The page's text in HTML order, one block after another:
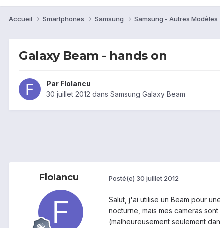
Accueil Smartphones Samsung Samsung - Autres Modèles
Galaxy Beam - hands on
Par FloIancu
30 juillet 2012 dans Samsung Galaxy Beam
FloIancu Posté(e) 30 juillet 2012
Salut, j'ai utilise un Beam pour
nocturne, mais mes cameras
(malheureusement seulement